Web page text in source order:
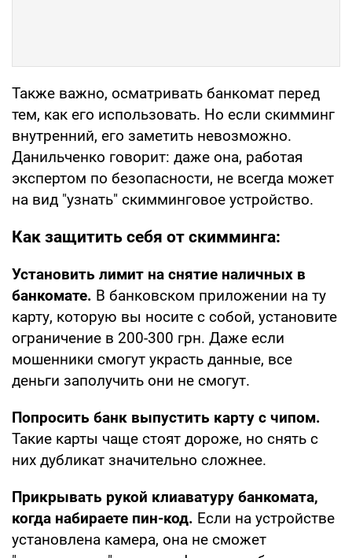
Также важно, осматривать банкомат перед
тем, как его использовать. Но если скимминг
внутренний, его заметить невозможно.
Данильченко говорит: даже она, работая
экспертом по безопасности, не всегда может
на вид "узнать" скимминговое устройство.
Как защитить себя от скимминга:
Установить лимит на снятие наличных в
банкомате. В банковском приложении на ту
карту, которую вы носите с собой, установите
ограничение в 200-300 грн. Даже если
мошенники смогут украсть данные, все
деньги заполучить они не смогут.
Попросить банк выпустить карту с чипом.
Такие карты чаще стоят дороже, но снять с
них дубликат значительно сложнее.
Прикрывать рукой клиаватуру банкомата,
когда набираете пин-код. Если на устройстве
установлена камера, она не сможет